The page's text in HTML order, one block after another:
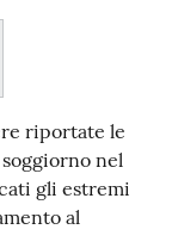
riportate le
nel
gli estremi
al